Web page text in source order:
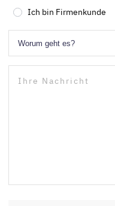
Ich bin Firmenkunde